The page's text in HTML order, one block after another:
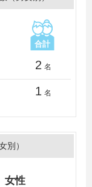
2 名
1 名
別）
女性